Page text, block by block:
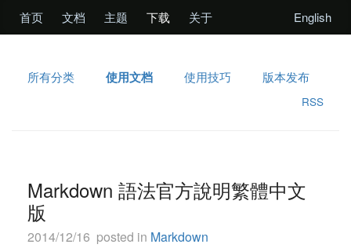
首页 文档 主题 下载 关于 English
所有分类 使用文档 使用技巧 版本发布
RSS
Markdown 語法官方說明繁體中文
版
2014/12/16 posted in Markdown